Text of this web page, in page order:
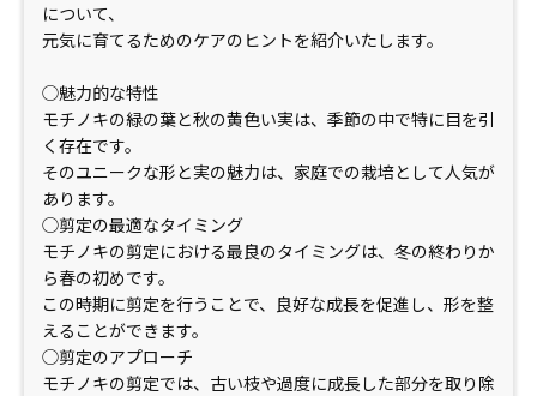
について、
元気に育てるためのケアのヒントを紹介いたします。
◯魅力的な特性
モチノキの緑の葉と秋の黄色い実は、季節の中で特に目を引
く存在です。
そのユニークな形と実の魅力は、家庭での栽培として人気が
あります。
◯剪定の最適なタイミング
モチノキの剪定における最良のタイミングは、冬の終わりか
ら春の初めです。
この時期に剪定を行うことで、良好な成長を促進し、形を整
えることができます。
◯剪定のアプローチ
モチノキの剪定では、古い枝や過度に成長した部分を取り除